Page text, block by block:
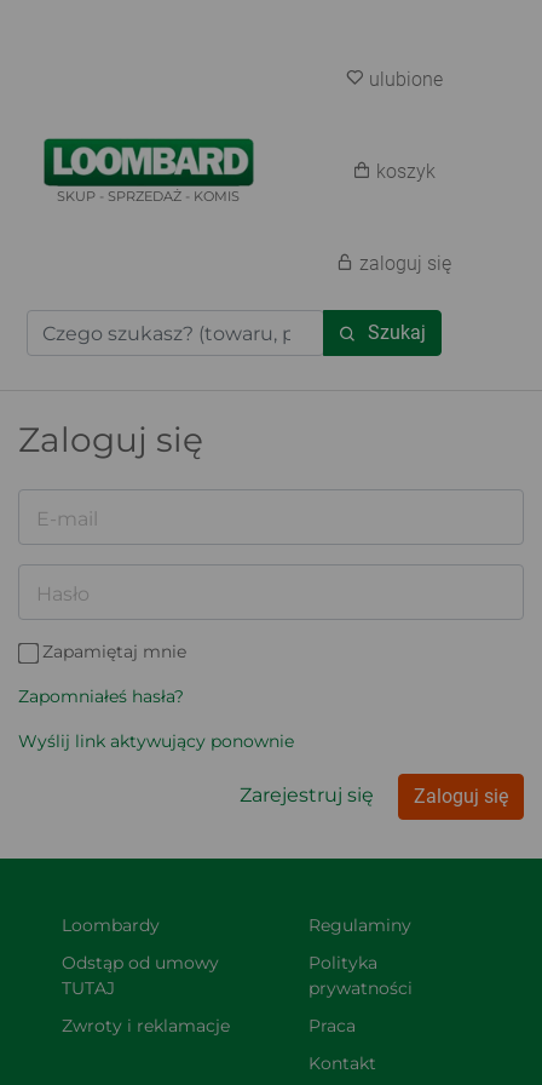
SKUP - SPRZEDAŻ - KOMIS
Szukaj
ulubione
koszyk
zaloguj się
Zaloguj się
E-mail
Hasło
Zapamiętaj mnie
Zapomniałeś hasła?
Wyślij link aktywujący ponownie
Zarejestruj się Zaloguj się
Loombardy
Odstąp od umowy
TUTAJ
Zwroty i reklamacje
Regulaminy
Polityka
prywatności
Praca
Kontakt